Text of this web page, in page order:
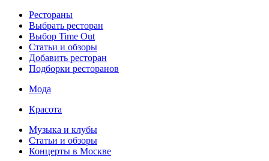
Рестораны
Выбрать ресторан
Выбор Time Out
Статьи и обзоры
Добавить ресторан
Подборки ресторанов
Мода
Красота
Музыка и клубы
Статьи и обзоры
Концерты в Москве